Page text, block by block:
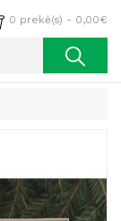
0 prekė(s) - 0,00€